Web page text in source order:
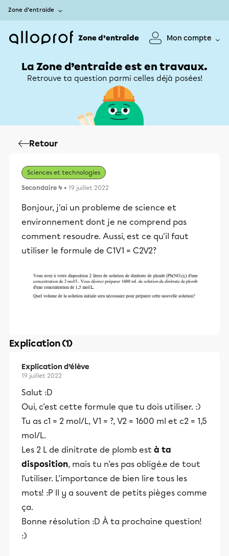
Zone d’entraide
Zone d’entraide Mon compte
La Zone d’entraide est en travaux.
Retrouve ta question parmi celles déjà posées!
Retour
Sciences et technologies
Secondaire 4 • 19 juillet 2022
Bonjour, j'ai un probleme de science et
environnement dont je ne comprend pas
comment resoudre. Aussi, est ce qu'il faut
utiliser le formule de C1V1 = C2V2?
Explication (1)
Explication d’élève
19 juillet 2022
Salut :D
Oui, c'est cette formule que tu dois utiliser. :)
Tu as c1 = 2 mol/L, V1 = ?, V2 = 1600 ml et c2 = 1,5
mol/L.
Les 2 L de dinitrate de plomb est à ta
disposition, mais tu n'es pas obligé.e de tout
l'utiliser. L'importance de bien lire tous les
mots! :P Il y a souvent de petits pièges comme
ça.
Bonne résolution :D À ta prochaine question!
:)